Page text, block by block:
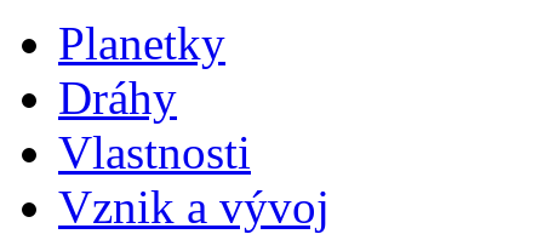
Planetky
Dráhy
Vlastnosti
Vznik a vývoj